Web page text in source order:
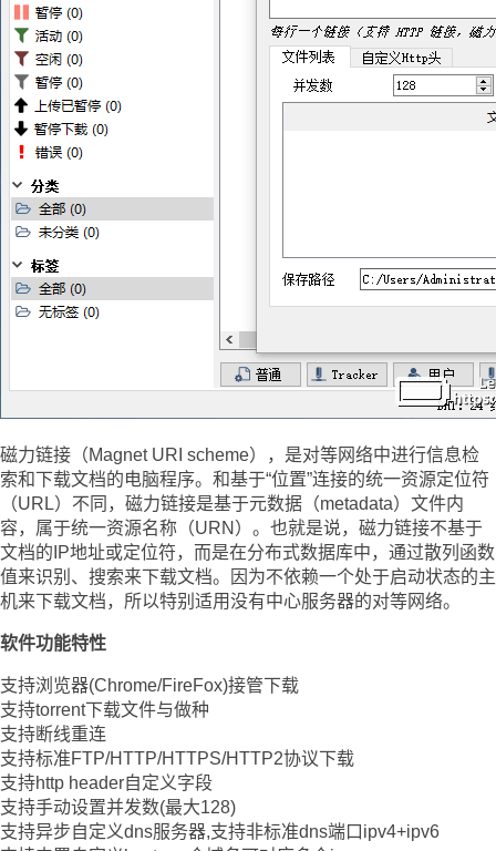
磁力链接（Magnet URI scheme），是对等网络中进行信息检
索和下载文档的电脑程序。和基于“位置”连接的统一资源定位符
（URL）不同，磁力链接是基于元数据（metadata）文件内
容，属于统一资源名称（URN）。也就是说，磁力链接不基于
文档的IP地址或定位符，而是在分布式数据库中，通过散列函数
值来识别、搜索来下载文档。因为不依赖一个处于启动状态的主
机来下载文档，所以特别适用没有中心服务器的对等网络。
软件功能特性
支持浏览器(Chrome/FireFox)接管下载
支持torrent下载文件与做种
支持断线重连
支持标准FTP/HTTP/HTTPS/HTTP2协议下载
支持http header自定义字段
支持手动设置并发数(最大128)
支持异步自定义dns服务器,支持非标准dns端口ipv4+ipv6